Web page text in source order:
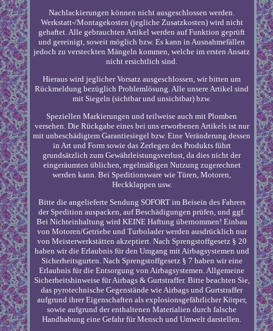
Nachlackierungen können nicht ausgeschlossen werden.
Werkstatt-/Montagekosten (jegliche Zusatzkosten) wird nicht
gehaftet. Alle gebrauchten Artikel werden auf Funktion geprüft
und gereinigt, soweit möglich bzw. Es kann in Ausnahmefällen
jedoch zu versteckten Mängeln kommen, welche im ersten Ansatz
nicht ersichtlich sind.
Hieraus wird jeglicher Vorsatz ausgeschlossen, wir bitten um
Rückmeldung bezüglich Problemlösung. Alle unsere Artikel sind
mit Siegeln (sichtbar und unsichtbar) bzw.
Speziellen Markierungen und teilweise auch mit Plomben
versehen. Die Rückgabe eines bei uns erworbenen Artikels ist nur
mit unbeschädigtem Garantiesiegel bzw. Eine Veränderung dessen
in Art und Form sowie das Zerlegen des Produkts führt
grundsätzlich zum Gewährleistungsverlust, da dies nicht der
eingeräumten üblichen, regelmäßigen Nutzung zugerechnet
werden kann. Bei Speditionsware wie Türen, Motoren,
Heckklappen usw.
Bitte die angelieferte Sendung SOFORT im Beisein des Fahrers
der Spedition auspacken, auf Beschädigungen prüfen, und ggf.
Bei Nichteinhaltung wird KEINE Haftung übernommen! Einbau
von Motoren/Getriebe und Turbolader werden ausdrücklich nur
von Meisterwerkstätten akzeptiert. Nach Sprengstoffgesetz § 20
haben wir die Erlaubnis für den Umgang mit Airbagsystemen und
Sicherheitsgurten. Nach Sprengstoffgesetz § 7 haben wir eine
Erlaubnis für die Entsorgung von Airbagsystemen. Allgemeine
Sicherheitshinweise für Airbags & Gurtstraffer. Bitte beachten Sie,
das pyrotechnische Gegenstände wie Airbags und Gurtstraffer
aufgrund ihrer Eigenschaften als explosionsgefährlicher Körper,
sowie aufgrund der enthaltenen Materialien durch falsche
Handhabung eine Gefahr für Mensch und Umwelt darstellen.